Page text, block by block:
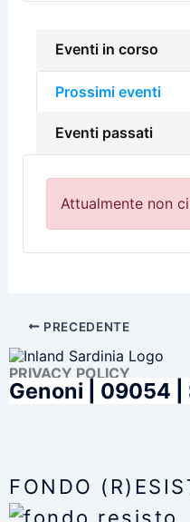
Eventi in corso
Prossimi eventi
Eventi passati
Attualmente non
PRECEDENTE
PRIVACY POLICY
Genoni | 09054 |
FONDO